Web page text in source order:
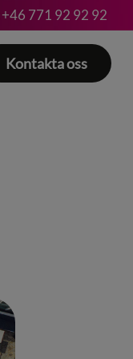
+46 771 92 92 92
Kontakta oss